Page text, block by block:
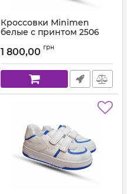
Кроссовки Minimen
белые с принтом 2506
1 800,00 грн